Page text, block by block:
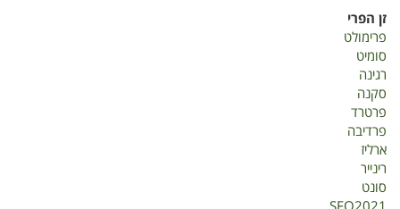
זן הפרי
פרימולט
סומיט
רגינה
סקנה
פרטרד
פרדיבה
ארליז
רינייר
סונט